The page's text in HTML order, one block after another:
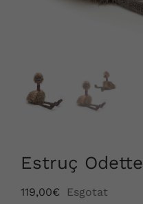
Estruç Odette
119,00€ Esgotat